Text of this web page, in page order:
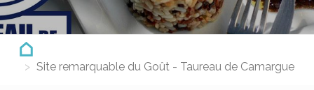
Site remarquable du Goût - Taureau de Camargue